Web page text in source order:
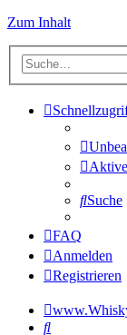
Zum Inhalt
Suche
FAQ
Anmelden
Registrieren
Suche